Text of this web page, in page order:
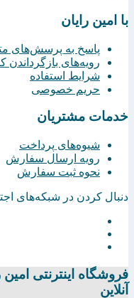
با امین رایان
پاسخ به پرسش‌های
رویه‌های بازگرداندن
شرایط استفاده
حریم خصوصی
خدمات مشتریان
شیوه‌های پرداخت
رویه ارسال سفارش
نحوه ثبت سفارش
دنبال کردن در شبکه‌های
فروشگاه اینترنتی
آنلاین